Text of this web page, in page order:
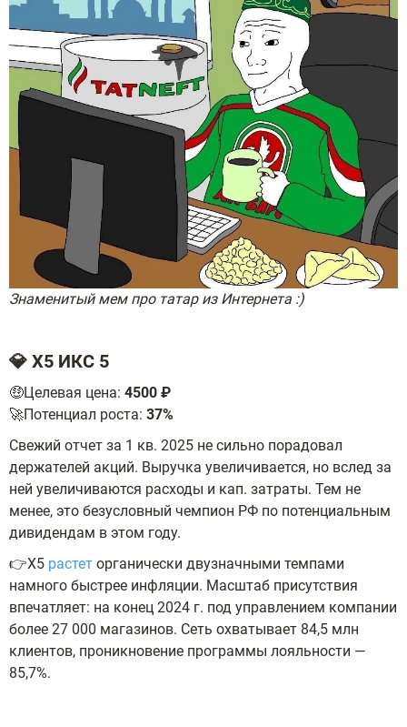
Знаменитый мем про татар из Интернета :)
💎 X5 ИКС 5
🤑Целевая цена: 4500 ₽
🚀Потенциал роста: 37%
Cвежий отчет за 1 кв. 2025 не сильно порадовал
держателей акций. Выручка увеличивается, но вслед за
ней увеличиваются расходы и кап. затраты. Тем не
менее, это безусловный чемпион РФ по потенциальным
дивидендам в этом году.
👉X5 растет органически двузначными темпами
намного быстрее инфляции. Масштаб присутствия
впечатляет: на конец 2024 г. под управлением компании
более 27 000 магазинов. Сеть охватывает 84,5 млн
клиентов, проникновение программы лояльности —
85,7%.